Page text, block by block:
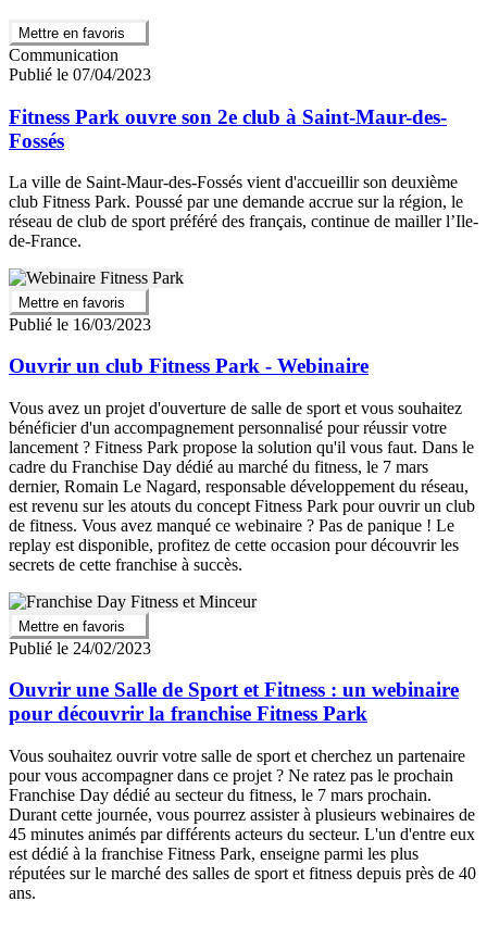
Mettre en favoris
Communication
Publié le 07/04/2023
Fitness Park ouvre son 2e club à Saint-Maur-des-
Fossés
La ville de Saint-Maur-des-Fossés vient d'accueillir son deuxième
club Fitness Park. Poussé par une demande accrue sur la région, le
réseau de club de sport préféré des français, continue de mailler l’Ile-
de-France.
Mettre en favoris
Publié le 16/03/2023
Ouvrir un club Fitness Park - Webinaire
Vous avez un projet d'ouverture de salle de sport et vous souhaitez
bénéficier d'un accompagnement personnalisé pour réussir votre
lancement ? Fitness Park propose la solution qu'il vous faut. Dans le
cadre du Franchise Day dédié au marché du fitness, le 7 mars
dernier, Romain Le Nagard, responsable développement du réseau,
est revenu sur les atouts du concept Fitness Park pour ouvrir un club
de fitness. Vous avez manqué ce webinaire ? Pas de panique ! Le
replay est disponible, profitez de cette occasion pour découvrir les
secrets de cette franchise à succès.
Mettre en favoris
Publié le 24/02/2023
Ouvrir une Salle de Sport et Fitness : un webinaire
pour découvrir la franchise Fitness Park
Vous souhaitez ouvrir votre salle de sport et cherchez un partenaire
pour vous accompagner dans ce projet ? Ne ratez pas le prochain
Franchise Day dédié au secteur du fitness, le 7 mars prochain.
Durant cette journée, vous pourrez assister à plusieurs webinaires de
45 minutes animés par différents acteurs du secteur. L'un d'entre eux
est dédié à la franchise Fitness Park, enseigne parmi les plus
réputées sur le marché des salles de sport et fitness depuis près de 40
ans.